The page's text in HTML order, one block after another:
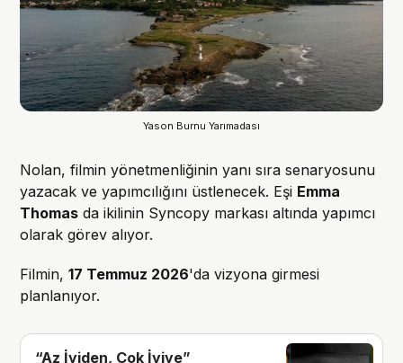
Yason Burnu Yarımadası
Nolan, filmin yönetmenliğinin yanı sıra senaryosunu
yazacak ve yapımcılığını üstlenecek. Eşi Emma
Thomas da ikilinin Syncopy markası altında yapımcı
olarak görev alıyor.
Filmin,17 Temmuz 2026'da vizyona girmesi
planlanıyor.
“Az İyiden, Çok İyiye”